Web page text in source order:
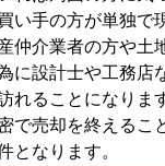
い手の方が単独で
仲介業者の方や土
に設計士や工務店
れることになりま
で売却を終えるこ
となります。